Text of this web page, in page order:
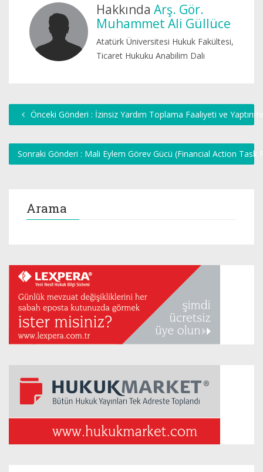
Hakkında Arş. Gör.
Muhammet Ali Güllüce
Atatürk Üniversitesi Hukuk Fakültesi,
Ticaret Hukuku Anabilim Dalı
Önceki Gönderi : İzinsiz Yardım Toplama Faaliyeti ve Yaptırımı
Sonraki Gönderi : Mali Eylem Görev Gücü (Financial Action Task
Arama